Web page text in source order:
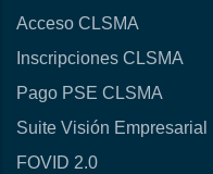
Acceso CLSMA
Inscripciones CLSMA
Pago PSE CLSMA
Suite Visión Empresarial
FOVID 2.0